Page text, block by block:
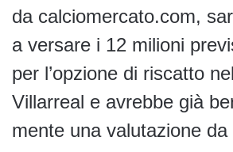
da calciomercato.com,
a versare i 12 milioni
per l’opzione di riscatto
Villarreal e avrebbe già
mente una valutazione